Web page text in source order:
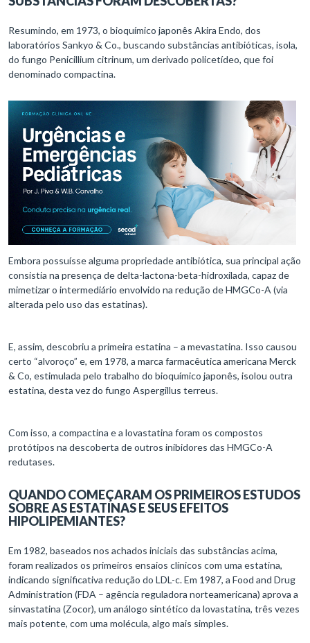
Resumindo, em 1973, o bioquímico japonês Akira Endo, dos
laboratórios Sankyo & Co., buscando substâncias antibióticas, isola,
do fungo Penicillium citrinum, um derivado policetídeo, que foi
denominado compactina.
Embora possuísse alguma propriedade antibiótica, sua principal ação
consistia na presença de delta-lactona-beta-hidroxilada, capaz de
mimetizar o intermediário envolvido na redução de HMGCo-A (via
alterada pelo uso das estatinas).
E, assim, descobriu a primeira estatina – a mevastatina. Isso causou
certo “alvoroço” e, em 1978, a marca farmacêutica americana Merck
& Co, estimulada pelo trabalho do bioquímico japonês, isolou outra
estatina, desta vez do fungo Aspergillus terreus.
Com isso, a compactina e a lovastatina foram os compostos
protótipos na descoberta de outros inibidores das HMGCo-A
redutases.
QUANDO COMEÇARAM OS PRIMEIROS ESTUDOS
SOBRE AS ESTATINAS E SEUS EFEITOS
HIPOLIPEMIANTES?
Em 1982, baseados nos achados iniciais das substâncias acima,
foram realizados os primeiros ensaios clínicos com uma estatina,
indicando significativa redução do LDL-c. Em 1987, a Food and Drug
Administration (FDA – agência reguladora norteamericana) aprova a
sinvastatina (Zocor), um análogo sintético da lovastatina, três vezes
mais potente, com uma molécula, algo mais simples.